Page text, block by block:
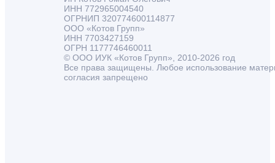
ИНН 772965004540
ОГРНИП 320774600114877
ООО «Котов Групп»
ИНН 7703427159
ОГРН 1177746460011
© ООО ИУК «Котов Групп», 2010-2026 год
Все права защищены. Любое использование
согласия запрещено